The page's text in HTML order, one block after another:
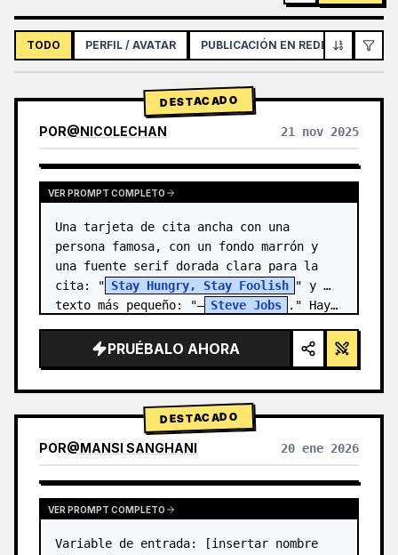
TODO PERFIL / AVATAR PUBLICACIÓN EN REDES SOCIALES
DESTACADO
POR@NICOLECHAN 21 nov 2025
VER RESULTADOS DE OTROS MODELOS
VER PROMPT COMPLETO
Una tarjeta de cita ancha con una
persona famosa, con un fondo marrón y
una fuente serif dorada clara para la
cita: " Stay Hungry, Stay Foolish " y
texto más pequeño: "— Steve Jobs ." Hay…
PRUÉBALO AHORA
DESTACADO
POR@MANSI SANGHANI 20 ene 2026
VER RESULTADOS DE OTROS MODELOS
VER PROMPT COMPLETO
Variable de entrada: [insertar nombre